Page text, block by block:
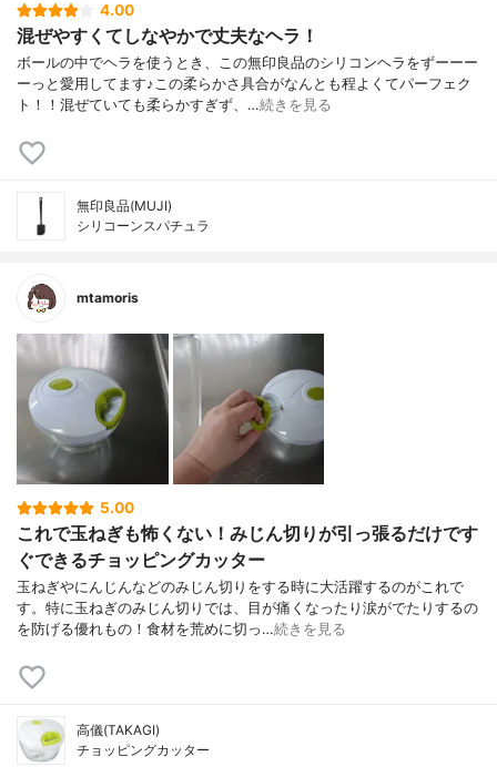
4.00
混ぜやすくてしなやかで丈夫なヘラ！
ボールの中でヘラを使うとき、この無印良品のシリコンヘラをずーーー
ーっと愛用してます♪この柔らかさ具合がなんとも程よくてパーフェク
ト！！混ぜていても柔らかすぎず、…続きを見る
無印良品(MUJI)
シリコーンスパチュラ
mtamoris
5.00
これで玉ねぎも怖くない！みじん切りが引っ張るだけです
ぐできるチョッピングカッター
玉ねぎやにんじんなどのみじん切りをする時に大活躍するのがこれで
す。特に玉ねぎのみじん切りでは、目が痛くなったり涙がでたりするの
を防げる優れもの！食材を荒めに切っ…続きを見る
高儀(TAKAGI)
チョッピングカッター